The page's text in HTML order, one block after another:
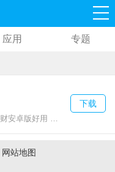
应用 专题
金融理财app下载_哪个金融理财安卓版好用16.84 MB
下载
网站地图